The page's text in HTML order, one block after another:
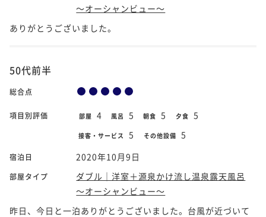
～オーシャンビュー～
ありがとうございました。
50代前半
総合点
項目別評価 部屋 4 風呂 5 朝食 5 夕食 5
接客・サービス 5 その他設備 5
宿泊日 2020年10月9日
部屋タイプ
ダブル｜洋室＋源泉かけ流し温泉露天風呂
～オーシャンビュー～
昨日、今日と一泊ありがとうございました。台風が近づいて